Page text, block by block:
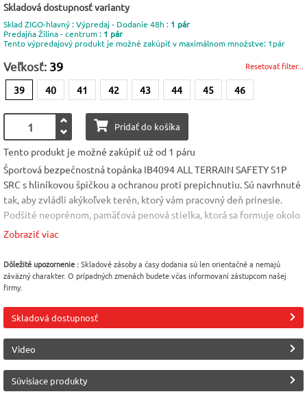
Skladová dostupnosť varianty
Sklad ZIGO-hlavný : Výpredaj - Dodanie 48h : 1 pár
Predajňa Žilina - centrum : 1 pár
Tento výpredajový produkt je možné zakúpiť v maximálnom množstve: 1pár
Resetovať filter...
Veľkosť: 39
39 40 41 42 43 44 45 46
Pridať do košíka
Tento produkt je možné zakúpiť už od 1 páru
Športová bezpečnostná topánka IB4094 ALL TERRAIN SAFETY S1P
SRC s hliníkovou špičkou a ochranou proti prepichnutiu. Sú navrhnuté
tak, aby zvládli akýkoľvek terén, ktorý vám pracovný deň prinesie.
Podšité neoprénom, pamäťová penová stielka, ktorá sa formuje okolo
chodidla, nekovový polyuretánový lem pre odpruženie a pohodlie,
Materiál: textília, podošva - zmiešaný materiál Norma: EN ISO
20345:2011 Veľkosť: 39 - 47
Modelová rada
REEBOK
EN 20345
Farba
Sivo-oranžová (sivá)
Materiál
Zmesový materiál
Materiál
Elastan
Bezpečnostné prvkyBezpečnostné prvkyProtišmykovosť
Zobraziť viac
Dôležité upozornenie :Skladové zásoby a časy dodania sú len orientačné a nemajú
záväzný charakter. O prípadných zmenách budete včas informovaní zástupcom našej
firmy.
Skladová dostupnosť
Video
Súvisiace produkty